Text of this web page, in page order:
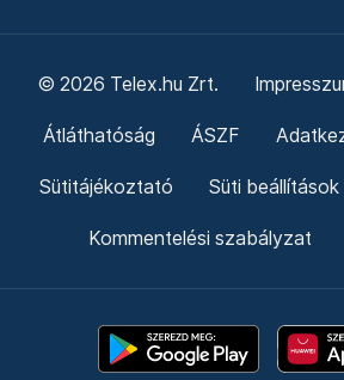
© 2026 Telex.hu Zrt.
Átláthatóság ÁSZF
Sütitájékoztató Süti beállítások
Kommentelési szabályzat